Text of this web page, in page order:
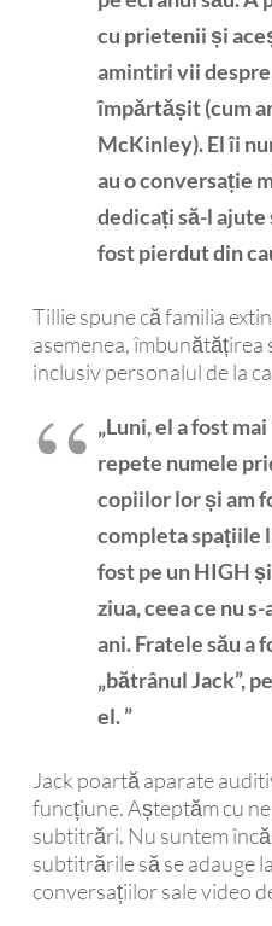
cu prietenii și
amintiri vii
împărtășit (cum
McKinley). El îi
au o conversație
dedicați să-l ajute
fost pierdut din
Tillie spune că familia
asemenea, îmbunătățirea
inclusiv personalul de la
„Luni, el a fost
repete numele
copiilor lor și am
completa spațiile
fost pe un HIGH
ziua, ceea ce nu
ani. Fratele său a
„bătrânul Jack”,
el. ”
Jack poartă aparate
funcțiune. Așteptăm cu
subtitrări. Nu suntem
subtitrările să se adauge
conversațiilor sale video